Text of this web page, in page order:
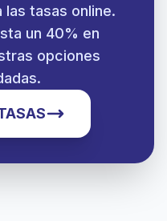
tasas online.
un 40% en
opciones